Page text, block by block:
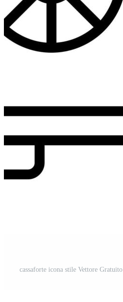
cassaforte icona stile Vettore Gratuito